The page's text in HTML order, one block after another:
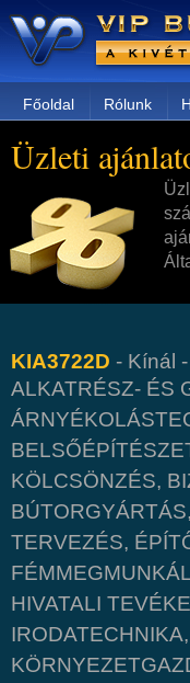
Főoldal Rólunk
Üzleti
KIA3722D - Kínál
ALKATRÉSZ- ÉS
KÖLCSÖNZÉS,
TERVEZÉS,
HIVATALI